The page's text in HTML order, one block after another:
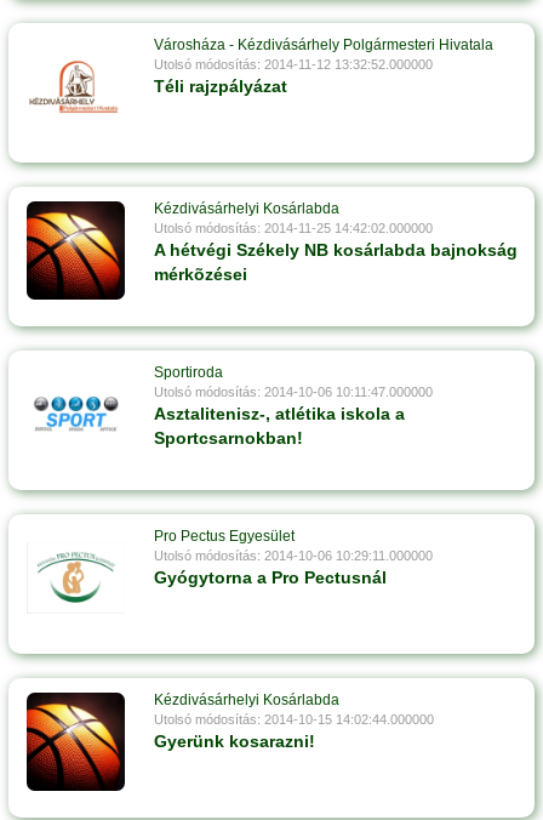
Városháza - Kézdivásárhely Polgármesteri Hivatala
Utolsó módosítás: 2014-11-12 13:32:52.000000
Téli rajzpályázat
Kézdivásárhelyi Kosárlabda
Utolsó módosítás: 2014-11-25 14:42:02.000000
A hétvégi Székely NB kosárlabda bajnokság
mérkõzései
Sportiroda
Utolsó módosítás: 2014-10-06 10:11:47.000000
Asztalitenisz-, atlétika iskola a
Sportcsarnokban!
Pro Pectus Egyesület
Utolsó módosítás: 2014-10-06 10:29:11.000000
Gyógytorna a Pro Pectusnál
Kézdivásárhelyi Kosárlabda
Utolsó módosítás: 2014-10-15 14:02:44.000000
Gyerünk kosarazni!